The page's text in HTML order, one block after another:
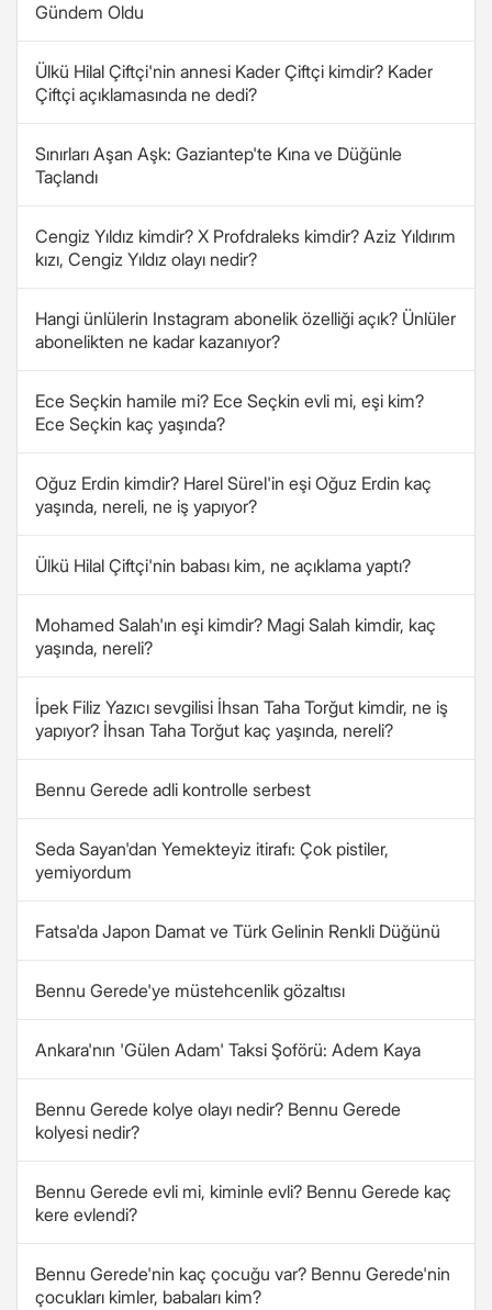
Gündem Oldu
Ülkü Hilal Çiftçi'nin annesi Kader Çiftçi kimdir? Kader
Çiftçi açıklamasında ne dedi?
Sınırları Aşan Aşk: Gaziantep'te Kına ve Düğünle
Taçlandı
Cengiz Yıldız kimdir? X Profdraleks kimdir? Aziz Yıldırım
kızı, Cengiz Yıldız olayı nedir?
Hangi ünlülerin Instagram abonelik özelliği açık? Ünlüler
abonelikten ne kadar kazanıyor?
Ece Seçkin hamile mi? Ece Seçkin evli mi, eşi kim?
Ece Seçkin kaç yaşında?
Oğuz Erdin kimdir? Harel Sürel'in eşi Oğuz Erdin kaç
yaşında, nereli, ne iş yapıyor?
Ülkü Hilal Çiftçi'nin babası kim, ne açıklama yaptı?
Mohamed Salah'ın eşi kimdir? Magi Salah kimdir, kaç
yaşında, nereli?
İpek Filiz Yazıcı sevgilisi İhsan Taha Torğut kimdir, ne iş
yapıyor? İhsan Taha Torğut kaç yaşında, nereli?
Bennu Gerede adli kontrolle serbest
Seda Sayan'dan Yemekteyiz itirafı: Çok pistiler,
yemiyordum
Fatsa'da Japon Damat ve Türk Gelinin Renkli Düğünü
Bennu Gerede'ye müstehcenlik gözaltısı
Ankara'nın 'Gülen Adam' Taksi Şoförü: Adem Kaya
Bennu Gerede kolye olayı nedir? Bennu Gerede
kolyesi nedir?
Bennu Gerede evli mi, kiminle evli? Bennu Gerede kaç
kere evlendi?
Bennu Gerede'nin kaç çocuğu var? Bennu Gerede'nin
çocukları kimler, babaları kim?